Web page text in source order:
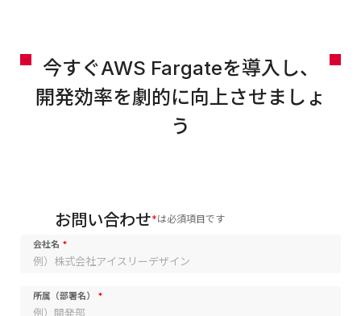
今すぐAWS Fargateを導入し、
開発効率を劇的に向上させましょ
う
お問い合わせ は必須項目です
会社名
所属（部署名）